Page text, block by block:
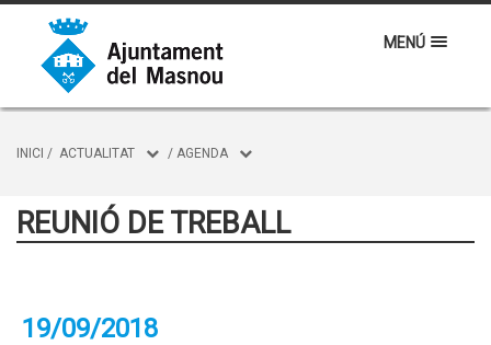
MENÚ
INICI / ACTUALITAT / AGENDA
REUNIÓ DE TREBALL
19/09/2018